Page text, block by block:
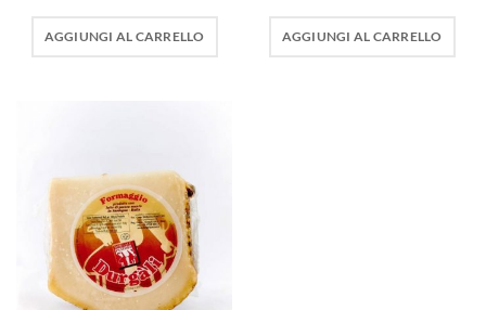
AGGIUNGI AL CARRELLO AGGIUNGI AL CARRELLO